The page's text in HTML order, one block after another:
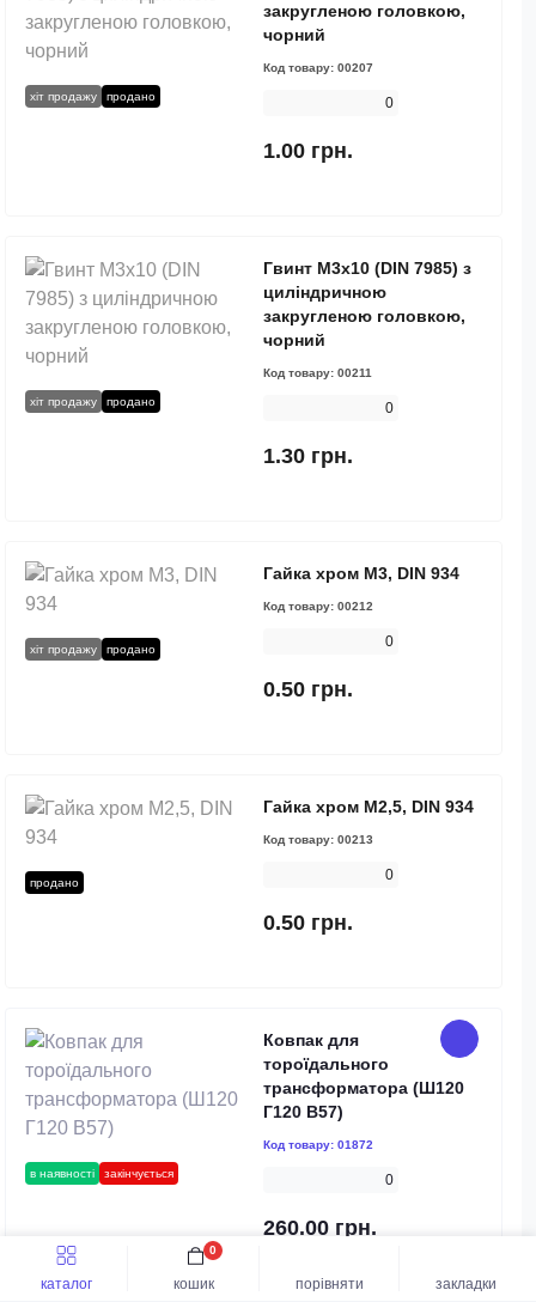
каталог порівняти закладки
кошик
0
хіт продажу продано
закругленою головкою,
чорний
Код товару: 00207
0
1.00 грн.
хіт продажу продано
Гвинт М3х10 (DIN 7985) з
циліндричною
закругленою головкою,
чорний
Код товару: 00211
0
1.30 грн.
хіт продажу продано
Гайка хром М3, DIN 934
Код товару: 00212
0
0.50 грн.
продано
Гайка хром М2,5, DIN 934
Код товару: 00213
0
0.50 грн.
в наявності закінчується
Ковпак для
тороїдального
трансформатора (Ш120
Г120 В57)
Код товару: 01872
0
260.00 грн.